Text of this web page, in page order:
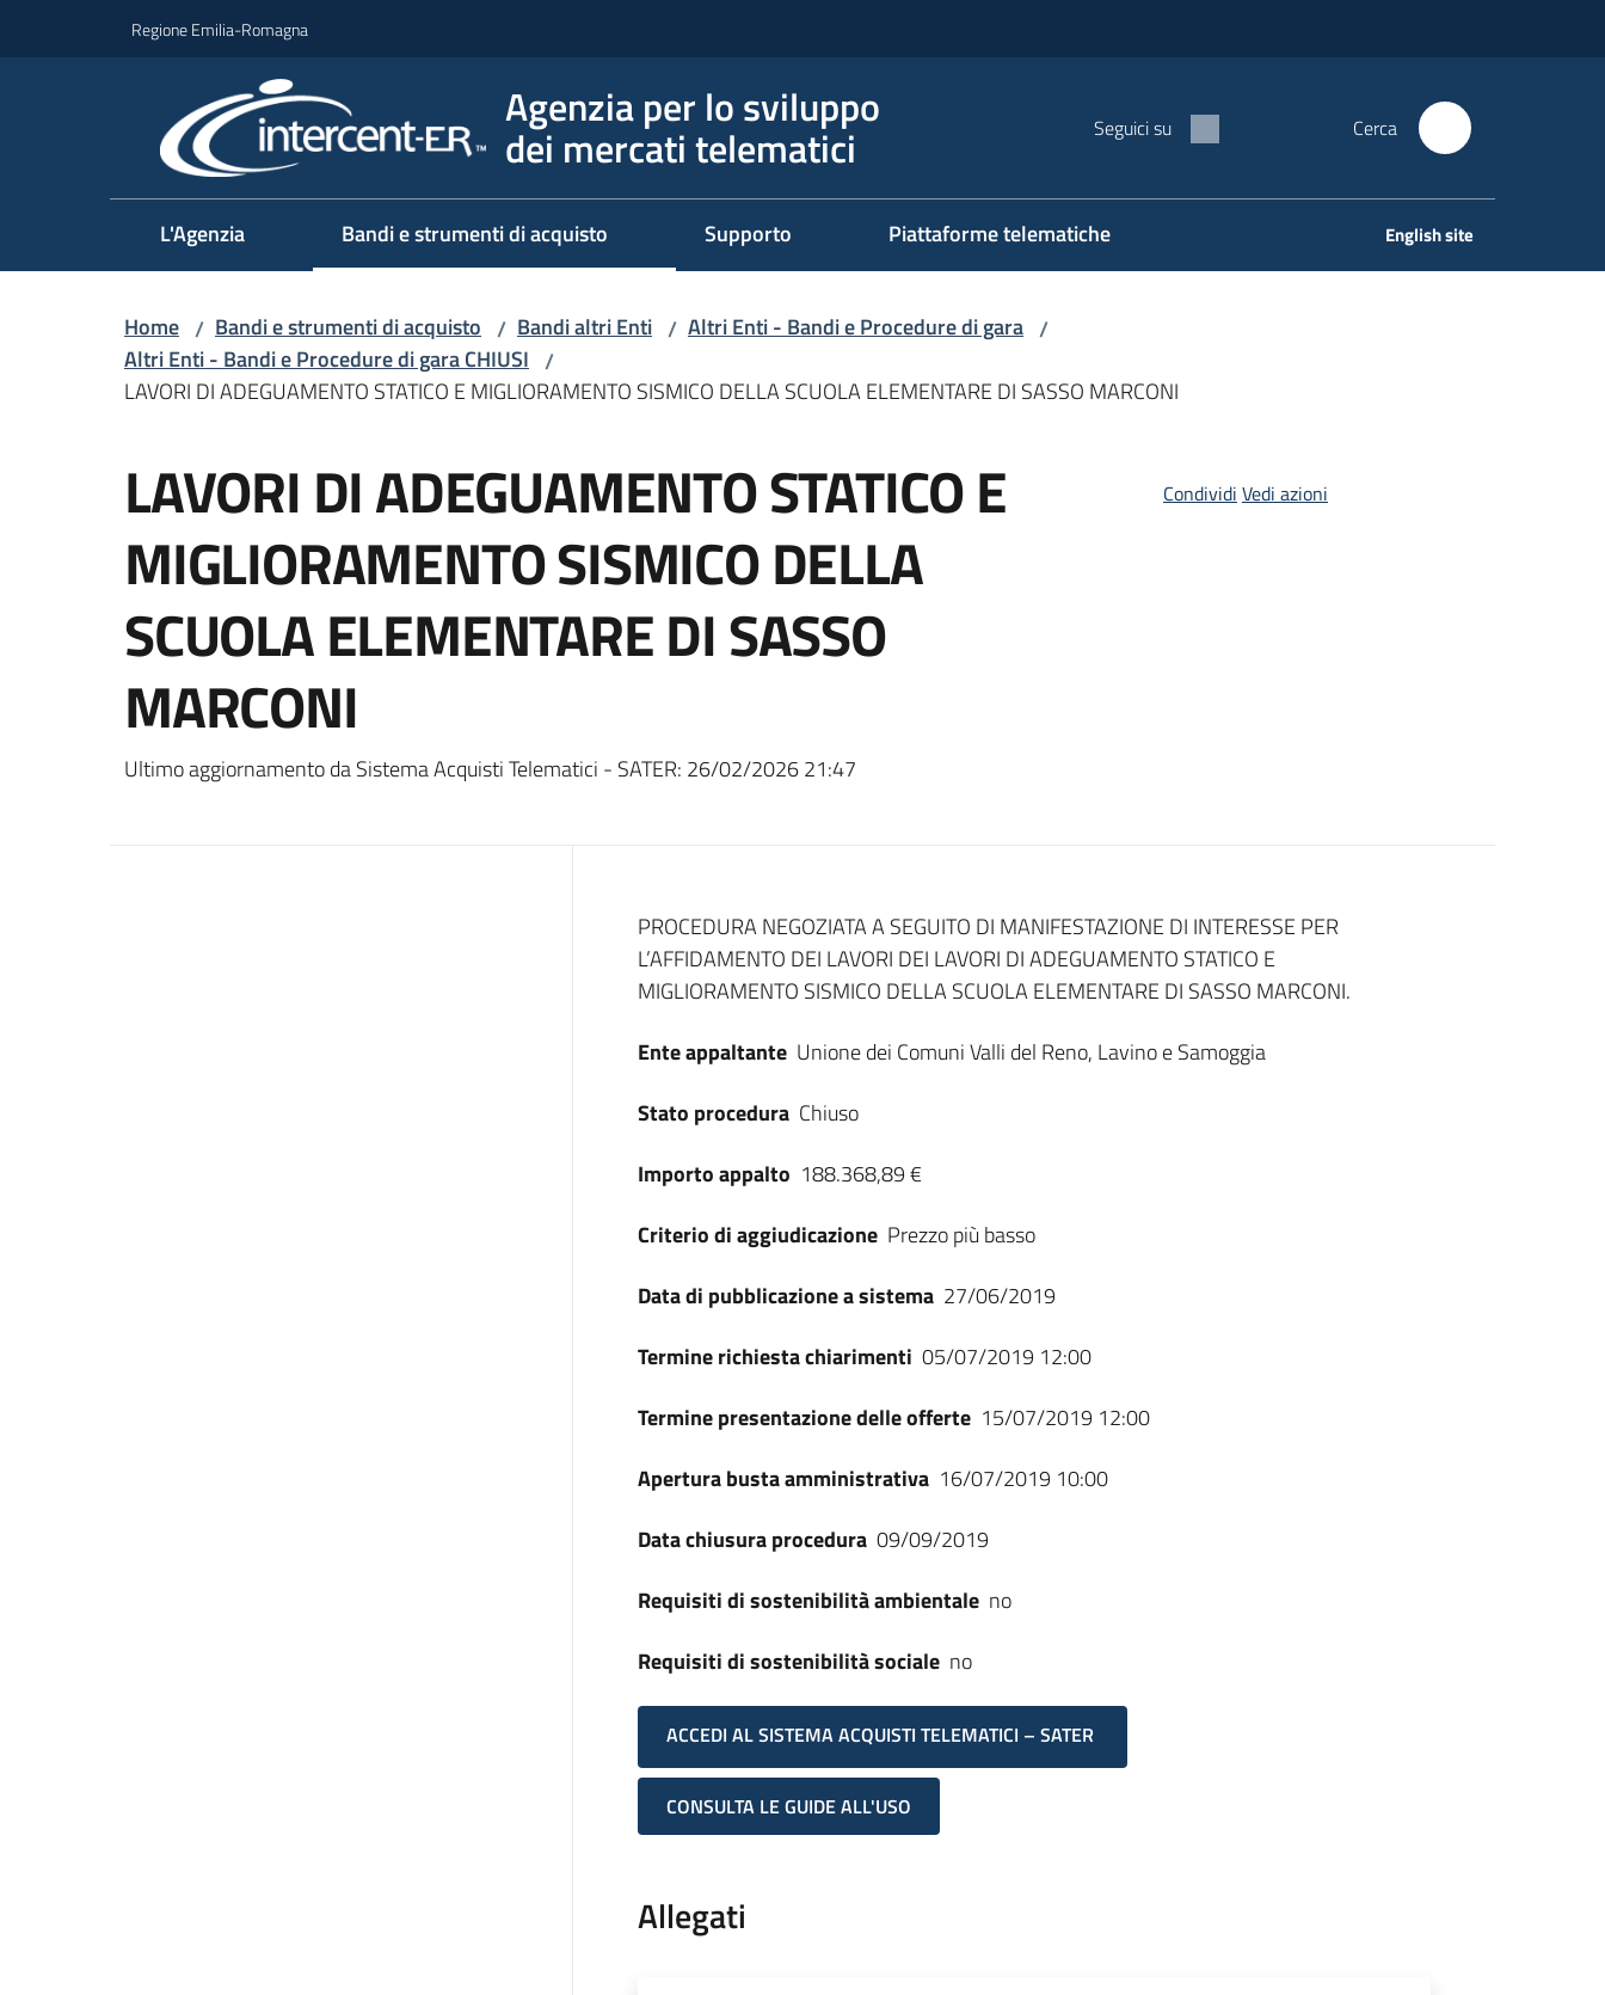
Regione Emilia-Romagna
Agenzia per lo sviluppo
dei mercati telematici Seguici su Cerca
L'Agenzia Bandi e strumenti di acquisto Supporto Piattaforme telematiche English site
Home / Bandi e strumenti di acquisto / Bandi altri Enti / Altri Enti - Bandi e Procedure di gara /
Altri Enti - Bandi e Procedure di gara CHIUSI /
LAVORI DI ADEGUAMENTO STATICO E MIGLIORAMENTO SISMICO DELLA SCUOLA ELEMENTARE DI SASSO MARCONI
LAVORI DI ADEGUAMENTO STATICO E
MIGLIORAMENTO SISMICO DELLA
SCUOLA ELEMENTARE DI SASSO
MARCONI
Ultimo aggiornamento da Sistema Acquisti Telematici - SATER: 26/02/2026 21:47
Condividi Vedi azioni
Dati del bando
PROCEDURA NEGOZIATA A SEGUITO DI MANIFESTAZIONE DI INTERESSE PER
L’AFFIDAMENTO DEI LAVORI DEI LAVORI DI ADEGUAMENTO STATICO E
MIGLIORAMENTO SISMICO DELLA SCUOLA ELEMENTARE DI SASSO MARCONI.
Ente appaltante Unione dei Comuni Valli del Reno, Lavino e Samoggia
Stato procedura Chiuso
Importo appalto 188.368,89 €
Criterio di aggiudicazione Prezzo più basso
Data di pubblicazione a sistema 27/06/2019
Termine richiesta chiarimenti 05/07/2019 12:00
Termine presentazione delle offerte 15/07/2019 12:00
Apertura busta amministrativa 16/07/2019 10:00
Data chiusura procedura 09/09/2019
Requisiti di sostenibilità ambientale no
Requisiti di sostenibilità sociale no
ACCEDI AL SISTEMA ACQUISTI TELEMATICI – SATER
CONSULTA LE GUIDE ALL'USO
Allegati